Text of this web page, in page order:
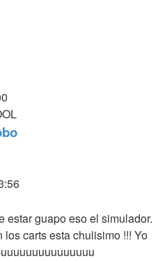
estar guapo eso el simulador.
carts esta chulisimo !!! Yo